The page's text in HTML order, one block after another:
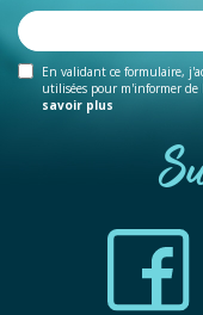
En validant ce formulaire,
utilisées pour m'informer
savoir plus